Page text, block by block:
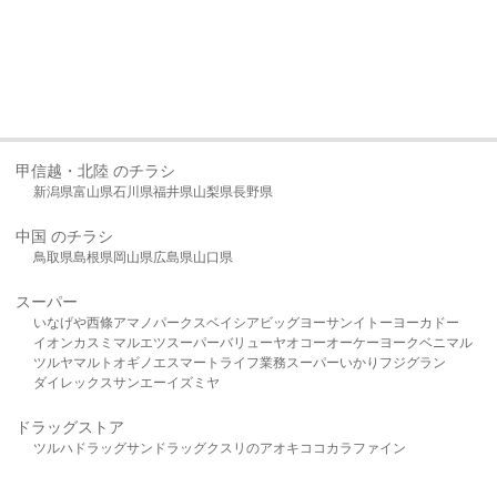
甲信越・北陸 のチラシ
新潟県富山県石川県福井県山梨県長野県
中国 のチラシ
鳥取県島根県岡山県広島県山口県
スーパー
いなげや西條アマノパークスベイシア ビッグヨーサンイトーヨーカドー
イオンカスミ マルエツスーパーバリューヤオコーオーケー ヨークベニマル
ツルヤマルト オギノ エスマート ライフ業務スーパーいかり フジグラン
ダイレックスサンエーイズミヤ
ドラッグストア
ツルハドラッグサンドラッグクスリのアオキ ココカラファイン